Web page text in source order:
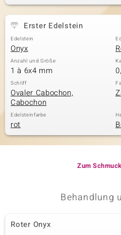
Erster Edelstein
Edelstein
Onyx
Anzahl und Größe
1 à 6x4 mm
Schliff
Ovaler Cabochon,
Cabochon
Edelsteinfarbe
rot
Zum
Behandlung
Roter Onyx